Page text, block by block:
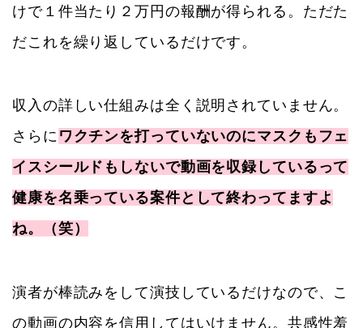
けで１件当たり２万円の報酬が得られる。ただた
だこれを繰り返しているだけです。
収入の詳しい仕組みは全く説明されていません。
さらに ワクチンを打っていないのにマスクもフェ
イスシールドもしないで動画を収録しているって
健康を名乗っている案件として終わってますよ
ね。（笑）
演者が棒読みをして演技しているだけなので、こ
の動画の内容を信用してはいけません。共感性羞